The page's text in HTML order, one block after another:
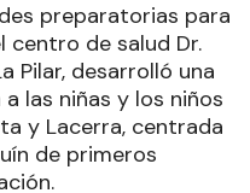
preparatorias para
centro de salud Dr.
Pilar, desarrolló una
las niñas y los niños
y Lacerra, centrada
de primeros